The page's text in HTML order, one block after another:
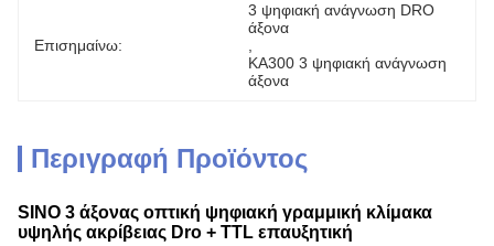
Επισημαίνω:
3 ψηφιακή ανάγνωση DRO
άξονα
KA300 3 ψηφιακή ανάγνωση
άξονα
Περιγραφή Προϊόντος
SINO 3 άξονας οπτική ψηφιακή γραμμική κλίμακα
υψηλής ακρίβειας Dro + TTL επαυξητική